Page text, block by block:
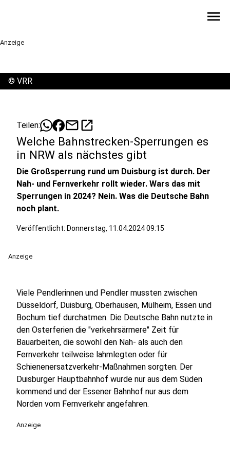
menu
Anzeige
© VRR
Teilen: mailopen_in_new
Welche Bahnstrecken-Sperrungen es
in NRW als nächstes gibt
Die Großsperrung rund um Duisburg ist durch. Der
Nah- und Fernverkehr rollt wieder. Wars das mit
Sperrungen in 2024? Nein. Was die Deutsche Bahn
noch plant.
Veröffentlicht: Donnerstag, 11.04.2024 09:15
Anzeige
Viele Pendlerinnen und Pendler mussten zwischen
Düsseldorf, Duisburg, Oberhausen, Mülheim, Essen und
Bochum tief durchatmen. Die Deutsche Bahn nutzte in
den Osterferien die "verkehrsärmere" Zeit für
Bauarbeiten, die sowohl den Nah- als auch den
Fernverkehr teilweise lahmlegten oder für
Schienenersatzverkehr-Maßnahmen sorgten. Der
Duisburger Hauptbahnhof wurde nur aus dem Süden
kommend und der Essener Bahnhof nur aus dem
Norden vom Fernverkehr angefahren.
Anzeige